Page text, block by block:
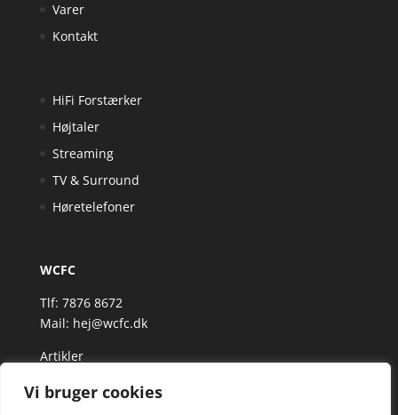
Vi bruger cookies
Varer
Kontakt
HiFi Forstærker
Højtaler
Streaming
TV & Surround
Høretelefoner
WCFC
Tlf: 7876 8672
Mail: hej@wcfc.dk
Artikler